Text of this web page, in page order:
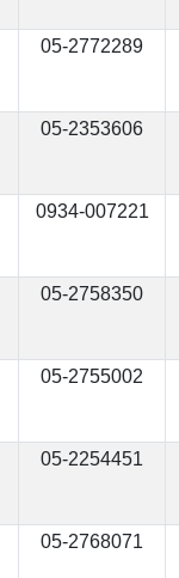
05-2772289
05-2353606
0934-007221
05-2758350
05-2755002
05-2254451
05-2768071